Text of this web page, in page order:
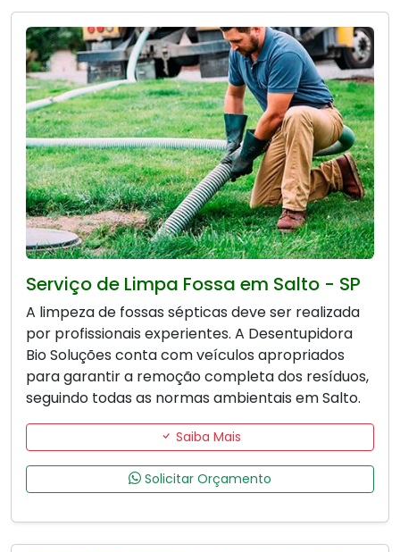
Serviço de Limpa Fossa em Salto - SP
A limpeza de fossas sépticas deve ser realizada
por profissionais experientes. A Desentupidora
Bio Soluções conta com veículos apropriados
para garantir a remoção completa dos resíduos,
seguindo todas as normas ambientais em Salto.
Saiba Mais
Solicitar Orçamento